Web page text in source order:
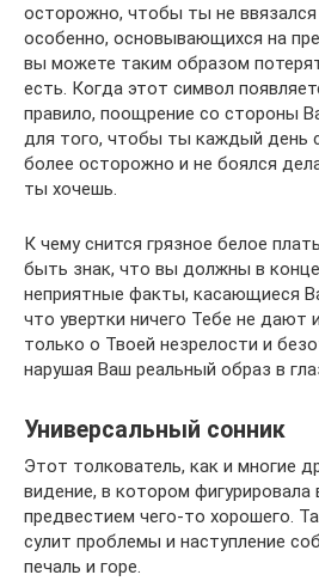
осторожно, чтобы ты не
особенно, основывающихся на
вы можете таким образом
есть. Когда этот символ
правило, поощрение со стороны
для того, чтобы ты каждый день
более осторожно и не боялся
ты хочешь.
К чему снится грязное белое
быть знак, что вы должны в
неприятные факты, касающиеся
что увертки ничего Тебе не дают
только о Твоей незрелости и
нарушая Ваш реальный образ в
Универсальный сонник
Этот толкователь, как и многие
видение, в котором фигурировала
предвестием чего-то хорошего.
сулит проблемы и наступление
печаль и горе.